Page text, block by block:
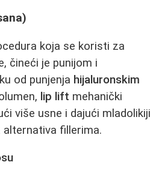
koja se koristi za
čineći je punijom i
od punjenja hijaluronskim
lip lift mehanički
više usne i dajući mladolikiji
alternativa fillerima.